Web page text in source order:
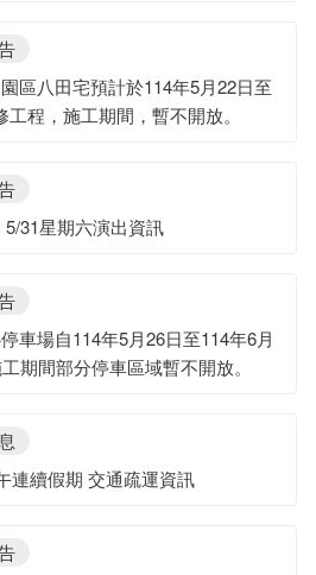
區八田宅預計於114年5月22日至
程，施工期間，暫不開放。
5/31星期六演出資訊
車場自114年5月26日至114年6月
期間部分停車區域暫不開放。
連續假期 交通疏運資訊